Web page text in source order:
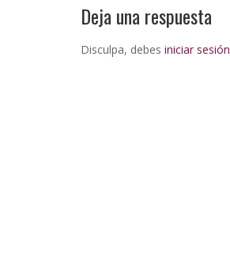
Deja una respuesta
Disculpa, debes iniciar sesión